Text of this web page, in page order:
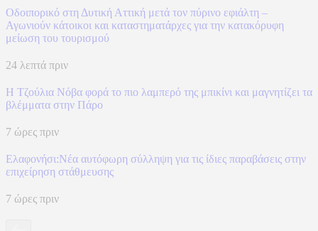
Οδοιπορικό στη Δυτική Αττική μετά τον πύρινο εφιάλτη –
Αγωνιούν κάτοικοι και καταστηματάρχες για την κατακόρυφη
μείωση του τουρισμού
24 λεπτά πριν
Η Τζούλια Νόβα φορά το πιο λαμπερό της μπικίνι και μαγνητίζει τα
βλέμματα στην Πάρο
7 ώρες πριν
Ελαφονήσι:Νέα αυτόφωρη σύλληψη για τις ίδιες παραβάσεις στην
επιχείρηση στάθμευσης
7 ώρες πριν